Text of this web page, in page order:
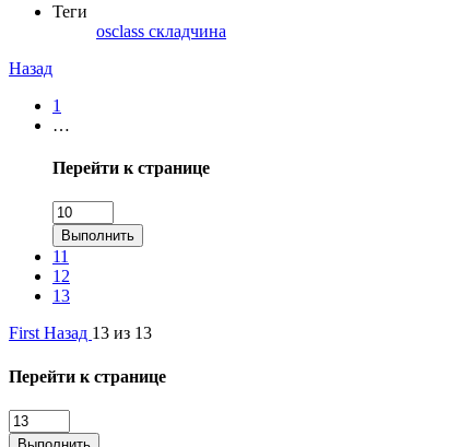
Теги
osclass складчина
Назад
1
…
Перейти к странице
Выполнить
11
12
13
First Назад 13 из 13
Перейти к странице